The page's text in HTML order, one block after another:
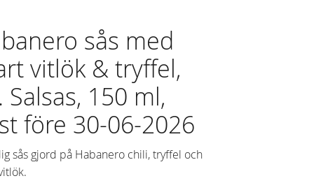
sås med
vitlök & tryffel,
Salsas, 150 ml,
före 30-06-2026
sås gjord på Habanero chili, tryffel och